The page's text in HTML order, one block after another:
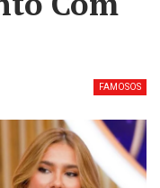
FAMOSOS